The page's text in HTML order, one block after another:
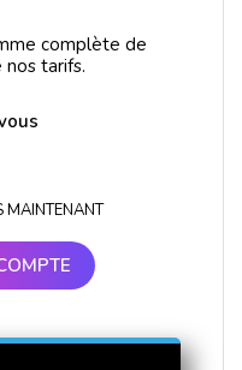
complète de
nos tarifs.
MAINTENANT